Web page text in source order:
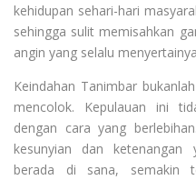
kehidupan sehari-hari
sehingga sulit memisahkan
angin yang selalu
Keindahan Tanimbar
mencolok. Kepulauan ini
dengan cara yang
kesunyian dan ketenangan
berada di sana, semakin